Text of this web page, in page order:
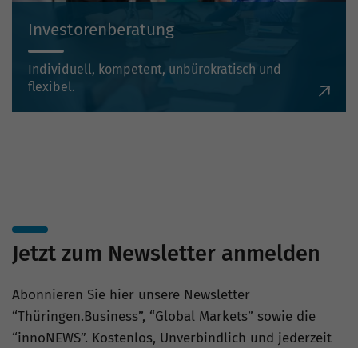
Investorenberatung
Individuell, kompetent, unbürokratisch und
flexibel.
Jetzt zum Newsletter anmelden
Abonnieren Sie hier unsere Newsletter
“Thüringen.Business”, “Global Markets” sowie die
“innoNEWS”. Kostenlos, Unverbindlich und jederzeit